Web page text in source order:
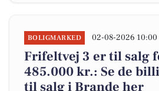
BOLIGMARKED 02-08-2026 10:00
Frifeltvej 3 er til salg
485.000 kr.: Se de
til salg i Brande her